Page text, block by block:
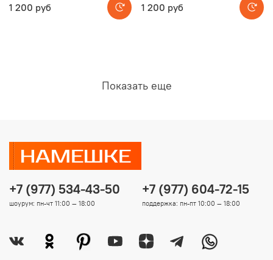
1 200 руб
1 200 руб
Показать еще
+7 (977) 534-43-50
шоурум: пн-чт 11:00 — 18:00
+7 (977) 604-72-15
поддержка: пн-пт 10:00 — 18:00